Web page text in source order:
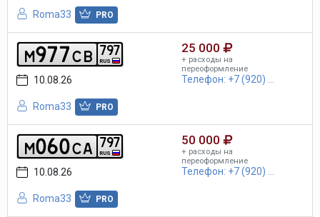
Roma33 PRO
m977cb RUS
797
10.08.26
Roma33 PRO
25 000
+ расходы на
переоформление
Телефон: +7 (920) ...
m060ca RUS
797
10.08.26
Roma33 PRO
50 000
+ расходы на
переоформление
Телефон: +7 (920) ...